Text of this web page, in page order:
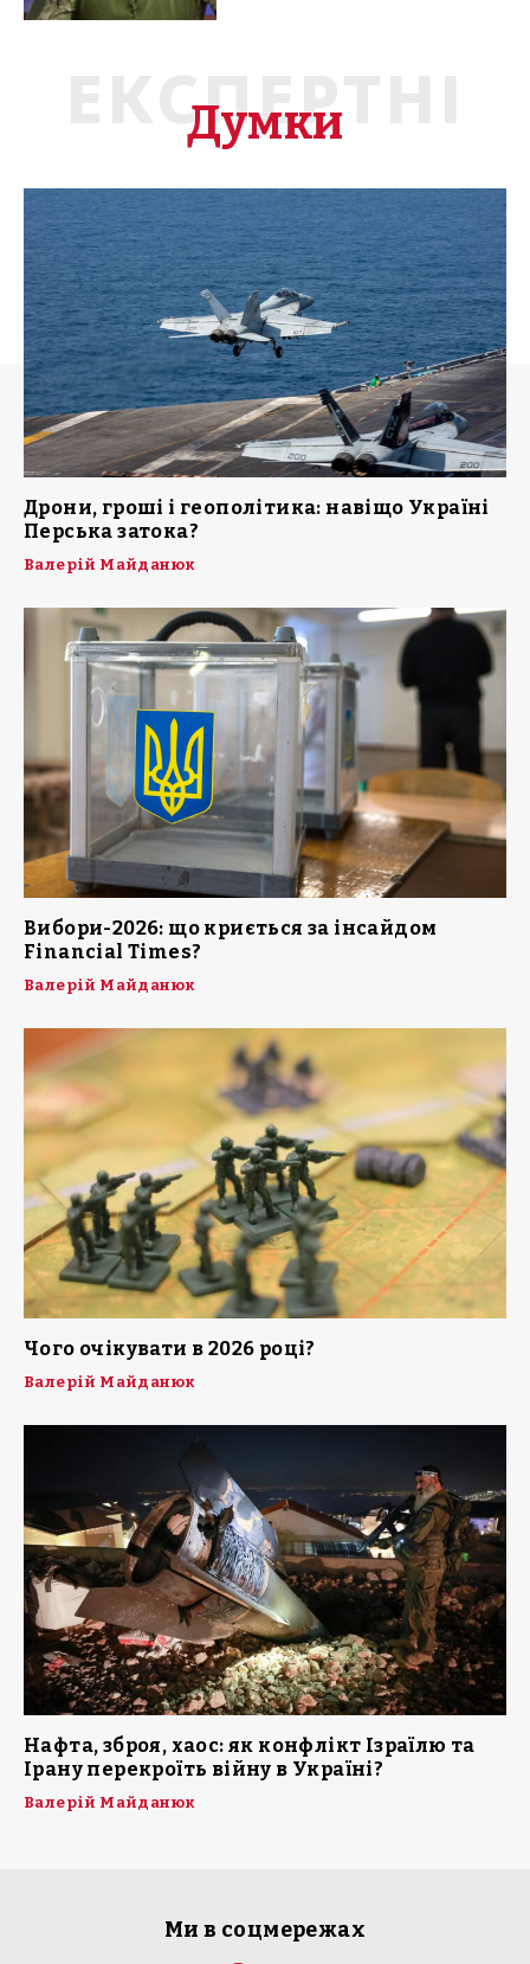
ЕКСПЕРТНІ
Думки
Дрони, гроші і геополітика: навіщо Україні
Перська затока?
Валерій Майданюк
Вибори-2026: що криється за інсайдом
Financial Times?
Валерій Майданюк
Чого очікувати в 2026 році?
Валерій Майданюк
Нафта, зброя, хаос: як конфлікт Ізраїлю та
Ірану перекроїть війну в Україні?
Валерій Майданюк
Ми в соцмережах